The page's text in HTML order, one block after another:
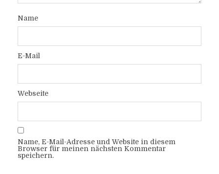
Name
E-Mail
Webseite
Name, E-Mail-Adresse und Website in diesem
Browser für meinen nächsten Kommentar
speichern.